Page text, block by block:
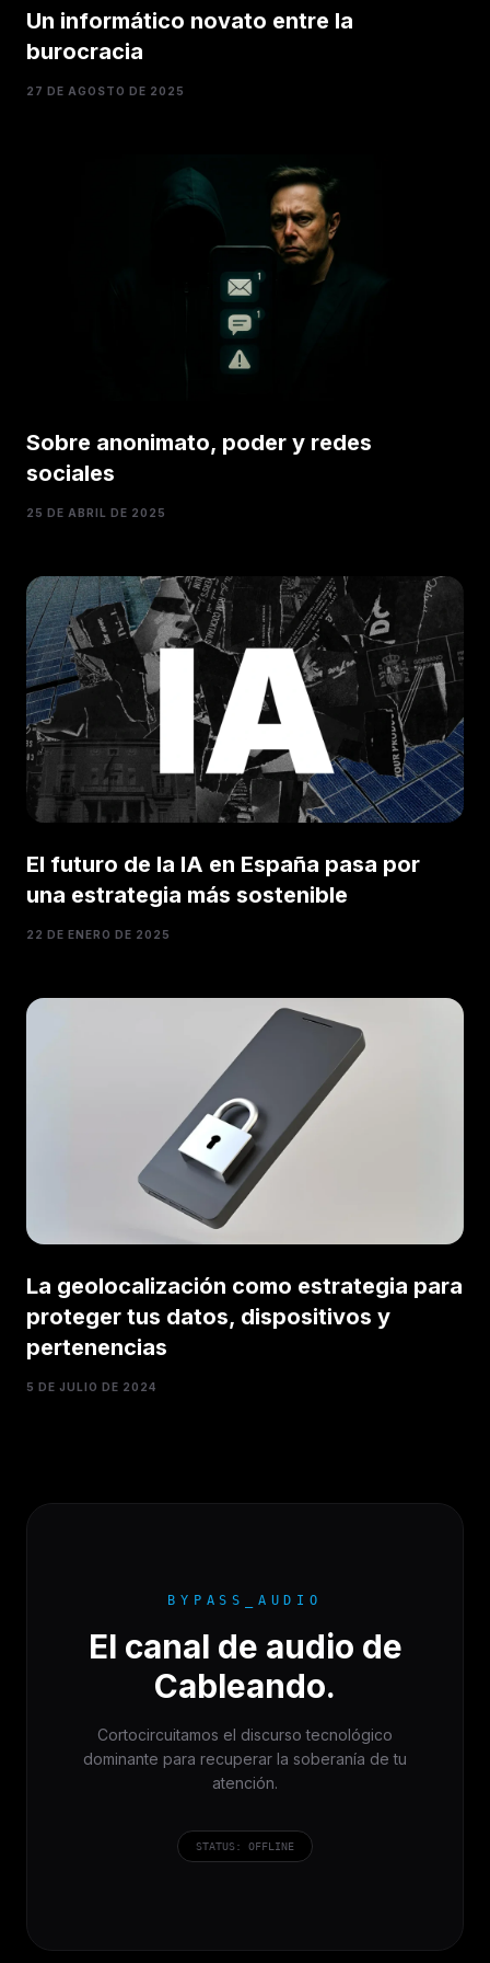
Un informático novato entre la
burocracia
27 DE AGOSTO DE 2025
Sobre anonimato, poder y redes
sociales
25 DE ABRIL DE 2025
El futuro de la IA en España pasa por
una estrategia más sostenible
22 DE ENERO DE 2025
La geolocalización como estrategia para
proteger tus datos, dispositivos y
pertenencias
5 DE JULIO DE 2024
BYPASS_AUDIO
El canal de audio de
Cableando.
Cortocircuitamos el discurso tecnológico
dominante para recuperar la soberanía de tu
atención.
STATUS: OFFLINE